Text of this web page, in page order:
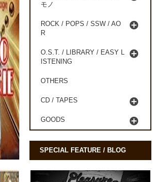
モノ
ROCK / POPS / SSW / AO
R
O.S.T. / LIBRARY / EASY L
ISTENING
OTHERS
CD / TAPES
GOODS
SPECIAL FEATURE / BLOG